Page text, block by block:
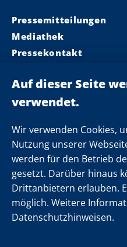
Wir verwenden Cookies,
Nutzung unserer
werden für den Betrieb
gesetzt. Darüber hinaus
Drittanbietern erlauben.
möglich. Weitere
Datenschutzhinweisen.
Pressemitteilungen
Mediathek
Pressekontakt
Landeskabinett
Einsamkeit
Folgen Sie uns